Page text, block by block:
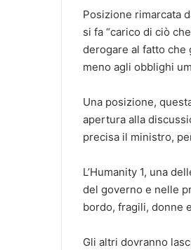
Posizione rimarcata
si fa “carico di ciò
derogare al fatto che
meno agli obblighi
Una posizione,
apertura alla
precisa il ministro,
L’Humanity 1, una
del governo e nelle
bordo, fragili, donne
Gli altri dovranno